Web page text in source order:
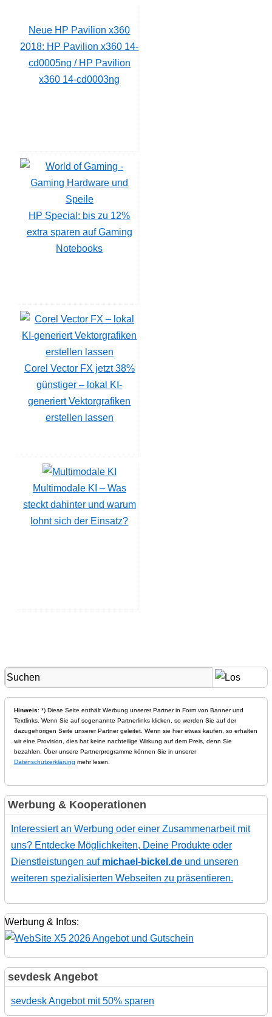
Neue HP Pavilion x360
2018: HP Pavilion x360 14-
cd0005ng / HP Pavilion
x360 14-cd0003ng
HP Special: bis zu 12%
extra sparen auf Gaming
Notebooks
Corel Vector FX jetzt 38%
günstiger – lokal KI-
generiert Vektorgrafiken
erstellen lassen
Multimodale KI – Was
steckt dahinter und warum
lohnt sich der Einsatz?
Hinweis: *) Diese Seite enthält Werbung unserer Partner in Form von Banner und
Textlinks. Wenn Sie auf sogenannte Partnerlinks klicken, so werden Sie auf der
dazugehörigen Seite unserer Partner geleitet. Wenn sie hier etwas kaufen, so erhalten
wir eine Provision, dies hat keine nachteilige Wirkung auf dem Preis, denn Sie
bezahlen. Über unsere Partnerprogramme können Sie in unserer
Datenschutzerklärung mehr lesen.
Werbung & Kooperationen
Interessiert an Werbung oder einer Zusammenarbeit mit
uns? Entdecke Möglichkeiten, Deine Produkte oder
Dienstleistungen auf michael-bickel.deund unseren
weiteren spezialisierten Webseiten zu präsentieren.
Werbung & Infos:
sevdesk Angebot
sevdesk Angebot mit 50% sparen